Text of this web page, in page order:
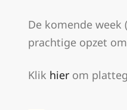
De komende
prachtige opzet
Klik hier om